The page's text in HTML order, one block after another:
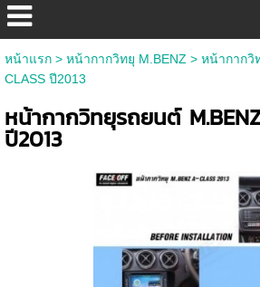
หน้าแรก> หน้ากากวิทยุ M.BENZ > หน้ากากวิ
CLASS ปี2013
หน้ากากวิทยุรถยนต์
ปี2013